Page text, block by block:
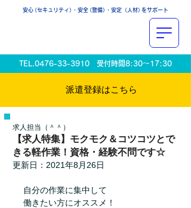
安心（セキュリティ） ・安全（警備） ・安定（人材） をサポート
TEL.0476-33-3910 受付時間8:30〜17:30
派遣登録は​こちら
【求人特集】モクモク＆コツコツとで
きる軽作業！資格・経験不問です☆
求人担当（＾＾）
更新日： 2021年8月26日
自分の作業に集中して
働きたい方にオススメ！